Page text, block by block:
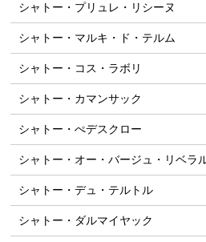
シャトー・プリュレ・リシーヌ
シャトー・マルキ・ド・テルム
シャトー・コス・ラボリ
シャトー・カマンサック
シャトー・ぺデスクロー
シャトー・オー・バージュ・リベラ
シャトー・デュ・テルトル
シャトー・ダルマイヤック